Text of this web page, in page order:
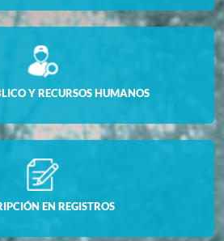
Y RECURSOS HUMANOS
EN REGISTROS